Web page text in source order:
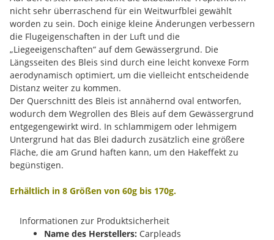
nicht sehr überraschend für ein Weitwurfblei gewählt
worden zu sein. Doch einige kleine Änderungen verbessern
die Flugeigenschaften in der Luft und die
„Liegeeigenschaften“ auf dem Gewässergrund. Die
Längsseiten des Bleis sind durch eine leicht konvexe Form
aerodynamisch optimiert, um die vielleicht entscheidende
Distanz weiter zu kommen.
Der Querschnitt des Bleis ist annähernd oval entworfen,
wodurch dem Wegrollen des Bleis auf dem Gewässergrund
entgegengewirkt wird. In schlammigem oder lehmigem
Untergrund hat das Blei dadurch zusätzlich eine größere
Fläche, die am Grund haften kann, um den Hakeffekt zu
begünstigen.
Erhältlich in 8 Größen von 60g bis 170g.
Informationen zur Produktsicherheit
Name des Herstellers: Carpleads